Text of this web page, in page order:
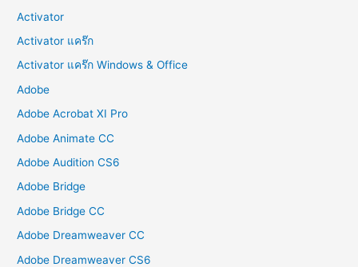
Activator
Activator แคร๊ก
Activator แคร๊ก Windows & Office
Adobe
Adobe Acrobat XI Pro
Adobe Animate CC
Adobe Audition CS6
Adobe Bridge
Adobe Bridge CC
Adobe Dreamweaver CC
Adobe Dreamweaver CS6